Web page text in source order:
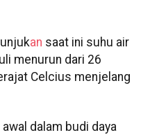
an saat ini suhu air
menurun dari 26
Celcius menjelang
dalam budi daya